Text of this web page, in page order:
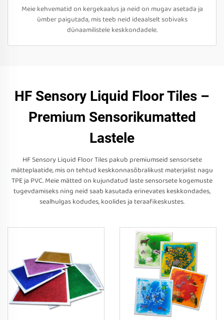
Meie kehvematid on kergekaalus ja neid on mugav asetada ja
ümber paigutada, mis teeb neid ideaalselt sobivaks
dünaamilistele keskkondadele.
HF Sensory Liquid Floor Tiles –
Premium Sensorikumatted
Lastele
HF Sensory Liquid Floor Tiles pakub premiumseid sensorsete
mätteplaatide, mis on tehtud keskkonnasõbralikust materjalist nagu
TPE ja PVC. Meie mätted on kujundatud laste sensorsete kogemuste
tugevdamiseks ning neid saab kasutada erinevates keskkondades,
sealhulgas kodudes, koolides ja teraafikeskustes.